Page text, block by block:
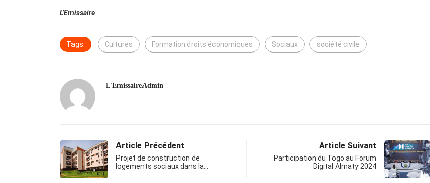
L’Emissaire
Tags: Cultures Formation droits économiques Sociaux société civile
L'EmissaireAdmin
Article Précédent
Projet de construction de
logements sociaux dans la…
Article Suivant
Participation du Togo au Forum
Digital Almaty 2024